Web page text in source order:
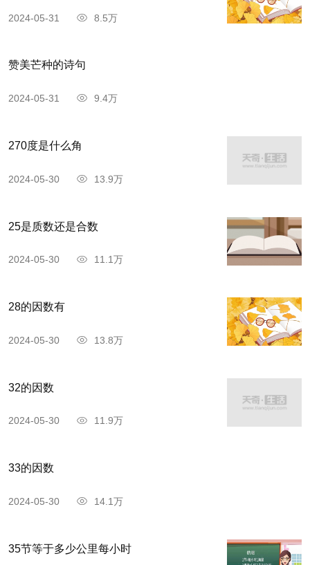
2024-05-31 8.5万
赞美芒种的诗句
2024-05-31 9.4万
270度是什么角
2024-05-30 13.9万
25是质数还是合数
2024-05-30 11.1万
28的因数有
2024-05-30 13.8万
32的因数
2024-05-30 11.9万
33的因数
2024-05-30 14.1万
35节等于多少公里每小时